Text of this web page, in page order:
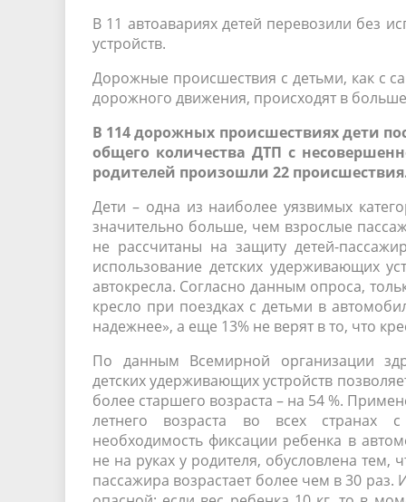
В 11 автоавариях детей перевозили без
устройств.
Дорожные происшествия с детьми, как с
дорожного движения, происходят в
В 114 дорожных происшествиях дети
общего количества ДТП с
родителей произошли 22
Дети – одна из наиболее уязвимых
значительно больше, чем взрослые
не рассчитаны на защиту детей-
использование детских удерживающих
автокресла. Согласно данным опроса,
кресло при поездках с детьми в
надежнее», а еще 13% не верят в то, что
По данным Всемирной организации
детских удерживающих устройств
более старшего возраста – на 54 %.
летнего возраста во всех странах
необходимость фиксации ребенка в
не на руках у родителя, обусловлена
пассажира возрастает более чем в 30